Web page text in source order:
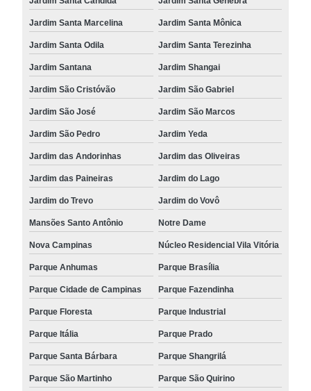
Jardim Santa Marcelina Jardim Santa Mônica
Jardim Santa Odila Jardim Santa Terezinha
Jardim Santana Jardim Shangai
Jardim São Cristóvão Jardim São Gabriel
Jardim São José Jardim São Marcos
Jardim São Pedro Jardim Yeda
Jardim das Andorinhas Jardim das Oliveiras
Jardim das Paineiras Jardim do Lago
Jardim do Trevo Jardim do Vovô
Mansões Santo Antônio Notre Dame
Nova Campinas Núcleo Residencial Vila Vitória
Parque Anhumas Parque Brasília
Parque Cidade de Campinas Parque Fazendinha
Parque Floresta Parque Industrial
Parque Itália Parque Prado
Parque Santa Bárbara Parque Shangrilá
Parque São Martinho Parque São Quirino